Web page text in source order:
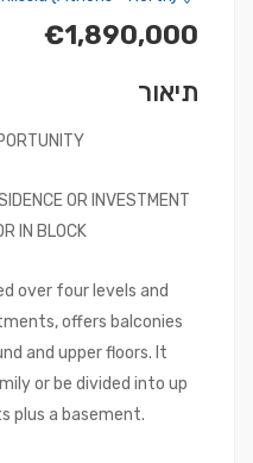
€1,890,000
תיאור
OR INVESTMENT
IN BLOCK
over four levels and
offers balconies
and upper floors. It
or be divided into up
plus a basement.